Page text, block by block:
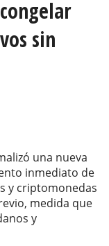
sin
una nueva
inmediato de
y criptomonedas
medida que
y